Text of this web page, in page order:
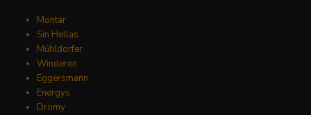
Montar
Sin Hellas
Mühldorfer
Winderen
Eggersmann
Energys
Dromy